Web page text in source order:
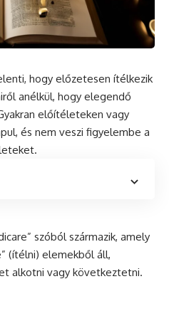
hogy előzetesen ítélkezik
anélkül, hogy elegendő
előítéleteken vagy
és nem veszi figyelembe a
szóból származik, amely
(ítélni) elemekből áll,
alkotni vagy következtetni.